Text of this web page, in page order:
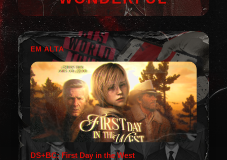
EM ALTA
DS+BC: First Day in the West